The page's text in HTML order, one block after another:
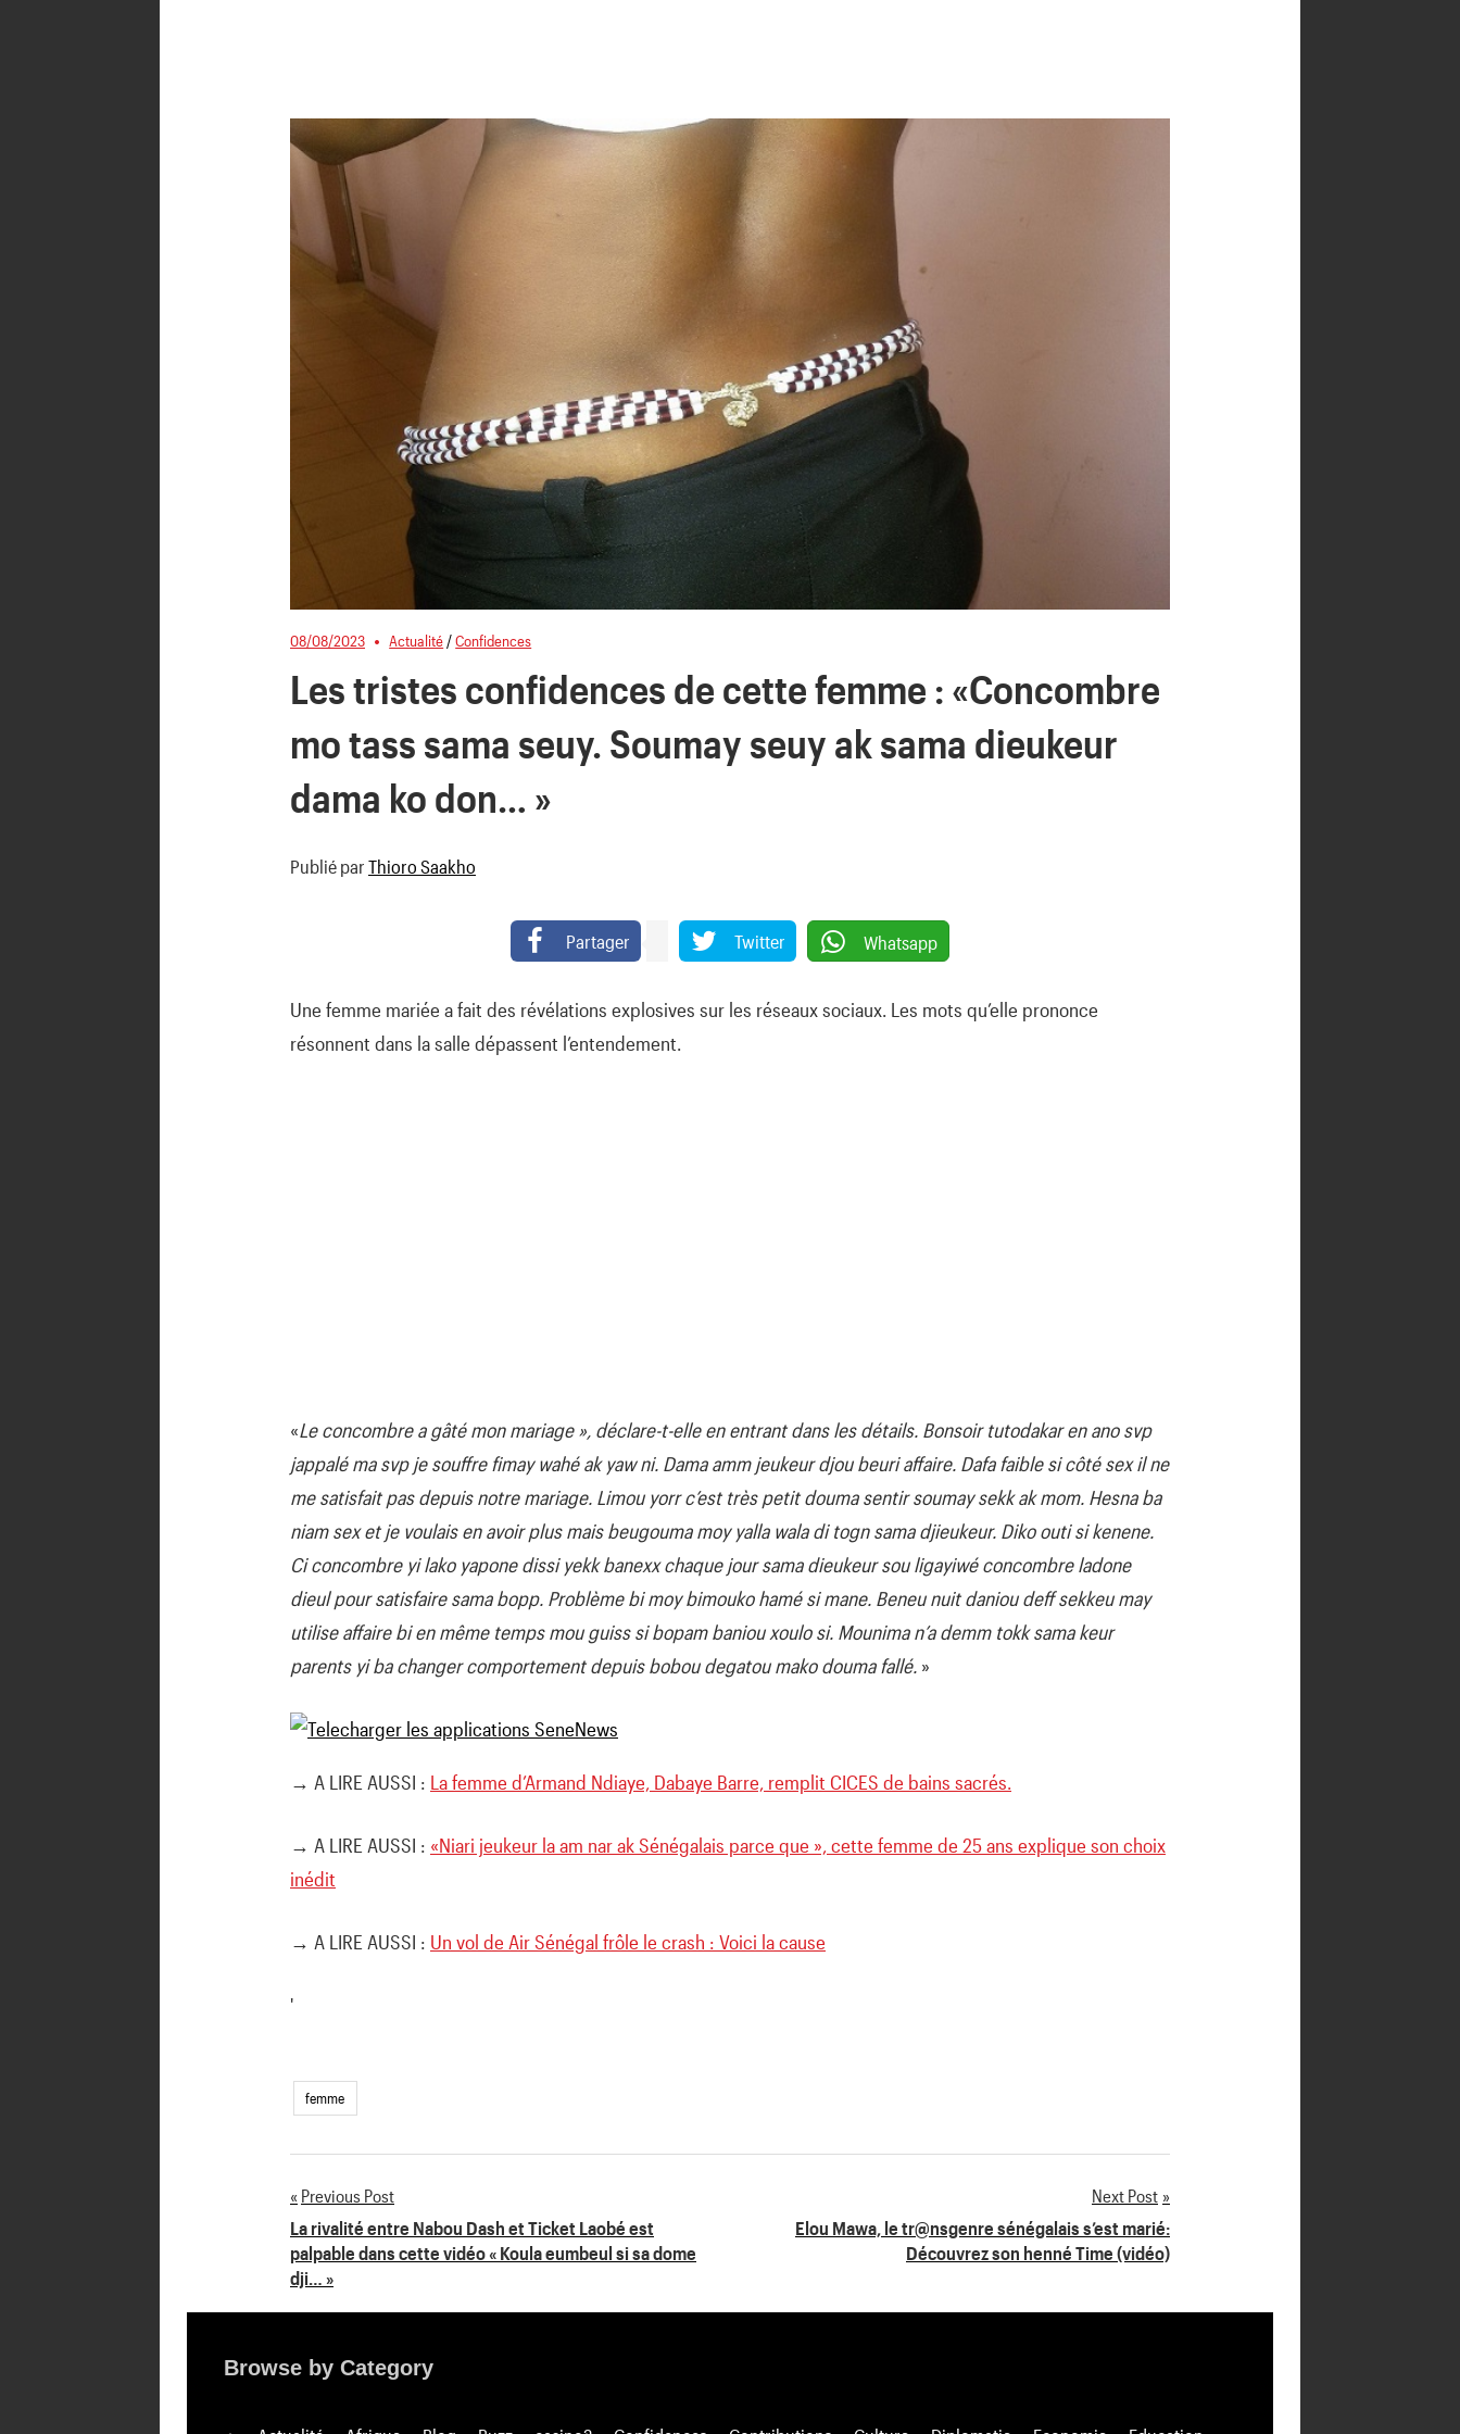
08/08/2023 Actualité /Confidences
Les tristes confidences de cette femme : «Concombre
mo tass sama seuy. Soumay seuy ak sama dieukeur
dama ko don… »
Publié par Thioro Saakho
Partager Twitter Whatsapp
Une femme mariée a fait des révélations explosives sur les réseaux sociaux. Les mots qu’elle prononce
résonnent dans la salle dépassent l’entendement.
«Le concombre a gâté mon mariage », déclare-t-elle en entrant dans les détails. Bonsoir tutodakar en ano svp
jappalé ma svp je souffre fimay wahé ak yaw ni. Dama amm jeukeur djou beuri affaire. Dafa faible si côté sex il ne
me satisfait pas depuis notre mariage. Limou yorr c’est très petit douma sentir soumay sekk ak mom. Hesna ba
niam sex et je voulais en avoir plus mais beugouma moy yalla wala di togn sama djieukeur. Diko outi si kenene.
Ci concombre yi lako yapone dissi yekk banexx chaque jour sama dieukeur sou ligayiwé concombre ladone
dieul pour satisfaire sama bopp. Problème bi moy bimouko hamé si mane. Beneu nuit daniou deff sekkeu may
utilise affaire bi en même temps mou guiss si bopam baniou xoulo si. Mounima n’a demm tokk sama keur
parents yi ba changer comportement depuis bobou degatou mako douma fallé. »
→ A LIRE AUSSI : La femme d’Armand Ndiaye, Dabaye Barre, remplit CICES de bains sacrés.
→ A LIRE AUSSI : «Niari jeukeur la am nar ak Sénégalais parce que », cette femme de 25 ans explique son choix
inédit
→ A LIRE AUSSI : Un vol de Air Sénégal frôle le crash : Voici la cause
'
femme
Navigation
de
l’article
Previous Post
La rivalité entre Nabou Dash et Ticket Laobé est
palpable dans cette vidéo « Koula eumbeul si sa dome
dji… »
Next Post
Elou Mawa, le tr@nsgenre sénégalais s’est marié:
Découvrez son henné Time (vidéo)
Browse by Category